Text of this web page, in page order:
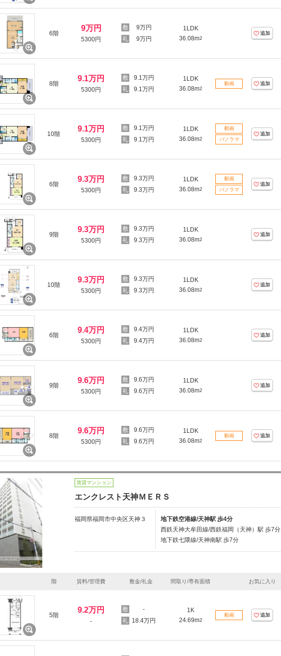
6階
9万円
5300円
9万円
9万円
1LDK
36.08m2
追加
8階
9.1万円
5300円
9.1万円
9.1万円
1LDK
36.08m2
動画 追加
10階
9.1万円
5300円
9.1万円
9.1万円
1LDK
36.08m2
動画
パノラマ
追加
6階
9.3万円
5300円
9.3万円
9.3万円
1LDK
36.08m2
動画
パノラマ
追加
9階
9.3万円
5300円
9.3万円
9.3万円
1LDK
36.08m2
追加
10階
9.3万円
5300円
9.3万円
9.3万円
1LDK
36.08m2
追加
6階
9.4万円
5300円
9.4万円
9.4万円
1LDK
36.08m2
追加
9階
9.6万円
5300円
9.6万円
9.6万円
1LDK
36.08m2
追加
8階
9.6万円
5300円
9.6万円
9.6万円
1LDK
36.08m2
動画 追加
賃貸マンション
エンクレスト天神ＭＥＲＳ
福岡県福岡市中央区天神３
地下鉄空港線/天神駅 歩4分
西鉄天神大牟田線/西鉄福岡（天神）駅 歩7分
地下鉄七隈線/天神南駅 歩7分
階 賃料/管理費 敷金/礼金 間取り/専有面積 お気に入り
5階
9.2万円
-
-
18.4万円
1K
24.69m2
動画 追加